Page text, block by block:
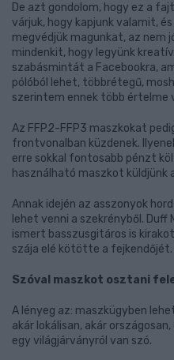
De azt gondolom, hogy ez a
várjuk, hogy kapjunk valamit,
megvédjük magunkat, az nem
mindenkit, hogy legyünk
szabásmintát a Facebookra,
pólóból lehet, többrétegű,
szerintem ennek több értelme
Az FFP2-FFP3 maszkokat
frontvonalban küzdenek.
erre sokkal fontosabb pénzt
használható maszkot küldjünk
Annak idején az asszonyok
lehet venni a szekrényből. Duff
ismert basszusgitáros is
szája elé kötötte a
Szóval maszkot osztani
A lényeg az: maszkügyben
akár lokálisan, akár
egy világjárványról van szó.